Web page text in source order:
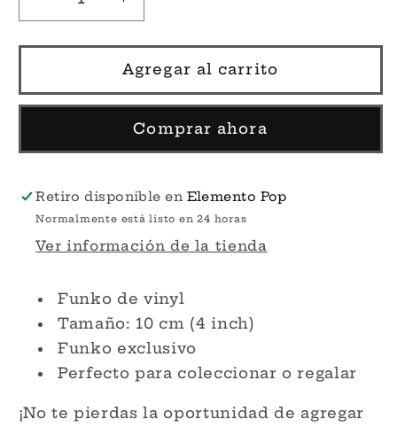
Reducir
cantidad
para
Convention
#1320
Hunter
Hunter
Funko
Aumentar
cantidad
para
Shaiapouf
Convention
#1320
Hunter
Hunter
Funko
Agregar al carrito
Comprar ahora
Retiro disponible en Elemento Pop
Normalmente está listo en 24 horas
Ver información de la tienda
Funko de vinyl
Tamaño: 10 cm (4 inch)
Funko exclusivo
Perfecto para coleccionar o regalar
¡No te pierdas la oportunidad de agregar